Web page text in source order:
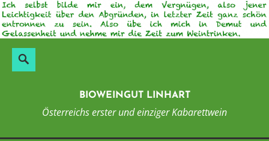
Skip
to
content
Search
BIOWEINGUT LINHART
Österreichs erster und einziger Kabarettwein